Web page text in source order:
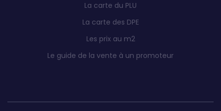
La carte du PLU
La carte des DPE
Les prix au m2
Le guide de la vente à un promoteur